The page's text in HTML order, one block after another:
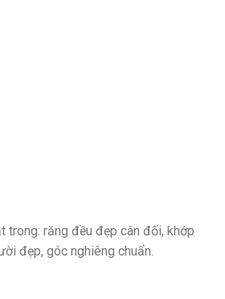
trong: răng đều đẹp cân đối, khớp
đẹp, góc nghiêng chuẩn.